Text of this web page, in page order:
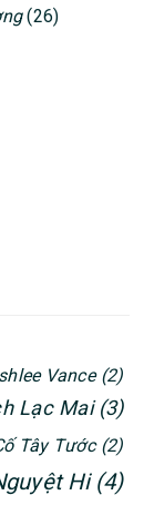
(26)
Vance (2)
Lạc Mai (3)
Tây Tước (2)
Hi (4)